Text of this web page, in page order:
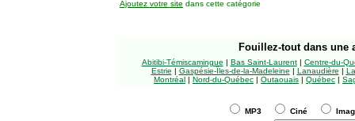
Ajoutez votre site dans cette catégorie
Fouillez-tout dans une
Abitibi-Témiscamingue | Bas Saint-Laurent| Centre-du-
Estrie | Gaspésie-Îles-de-la-Madeleine | Lanaudière |
Montréal | Nord-du-Québec | Outaouais | Québec |
MP3 Ciné